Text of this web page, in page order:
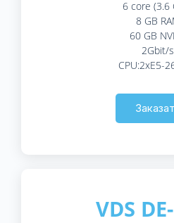
6 core (3.6
8 GB
60 GB
2Gbit/s
CPU:2xE5-
VDS